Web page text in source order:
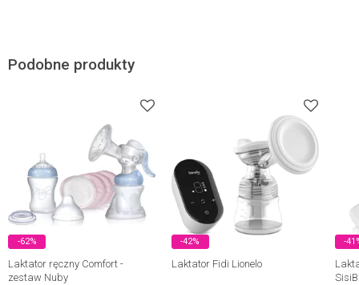
Podobne produkty
-62%
Laktator ręczny Comfort -
zestaw Nuby
-42%
Laktator Fidi Lionelo
-